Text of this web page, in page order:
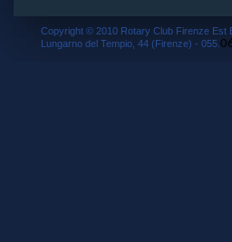
Copyright © 2010 Rotary Club Firenze Est
Lungarno del Tempio, 44 (Firenze) - 055.